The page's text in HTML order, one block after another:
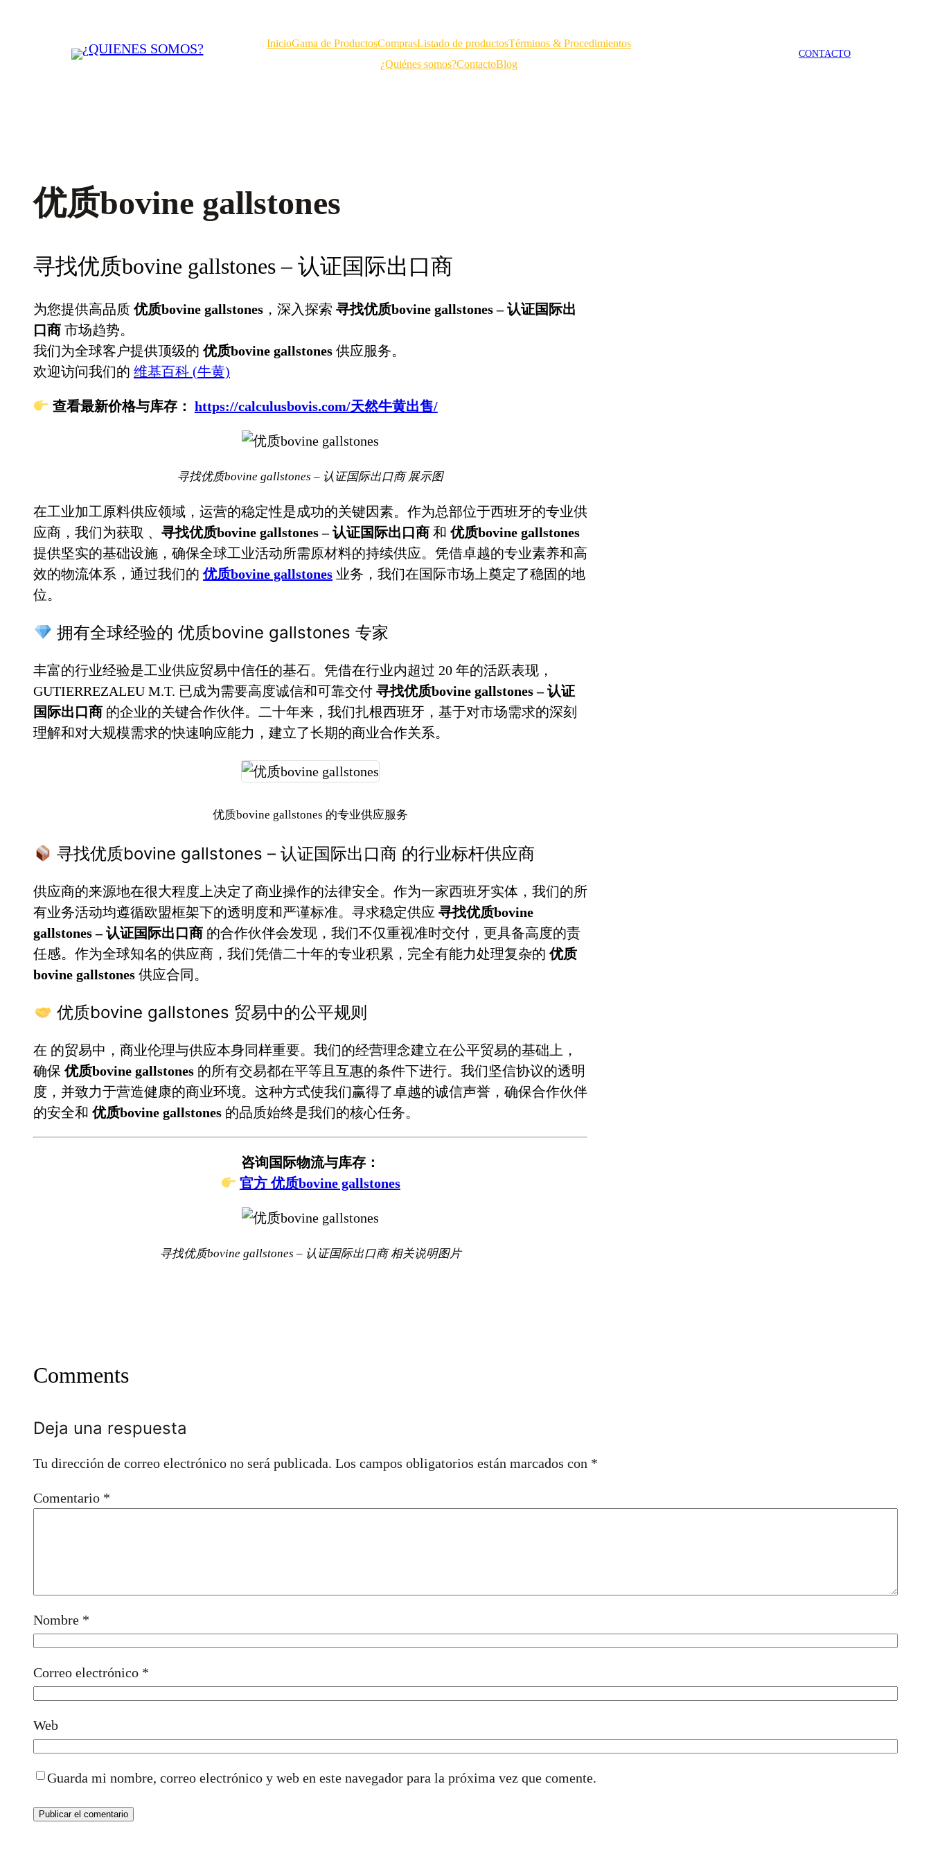
InicioGama de ProductosComprasListado de productosTérminos & Procedimientos
¿Quiénes somos?ContactoBlog
CONTACTO
优质bovine gallstones
寻找优质bovine gallstones – 认证国际出口商
为您提供高品质优质bovine gallstones ，深入探索 寻找优质bovine gallstones – 认证国际出
口商 市场趋势。
我们为全球客户提供顶级的优质bovine gallstones 供应服务。
欢迎访问我们的 维基百科 (牛黄)
查看最新价格与库存： https://calculusbovis.com/天然牛黄出售/
寻找优质bovine gallstones – 认证国际出口商 展示图
在工业加工原料供应领域，运营的稳定性是成功的关键因素。作为总部位于西班牙的专业供
应商，我们为获取 、 寻找优质bovine gallstones – 认证国际出口商 和优质bovine gallstones
提供坚实的基础设施，确保全球工业活动所需原材料的持续供应。凭借卓越的专业素养和高
效的物流体系，通过我们的优质bovine gallstones 业务，我们在国际市场上奠定了稳固的地
位。
拥有全球经验的 优质bovine gallstones 专家
丰富的行业经验是工业供应贸易中信任的基石。凭借在行业内超过 20 年的活跃表现，
GUTIERREZALEU M.T. 已成为需要高度诚信和可靠交付 寻找优质bovine gallstones – 认证
国际出口商 的企业的关键合作伙伴。二十年来，我们扎根西班牙，基于对市场需求的深刻
理解和对大规模需求的快速响应能力，建立了长期的商业合作关系。
优质bovine gallstones 的专业供应服务
寻找优质bovine gallstones – 认证国际出口商 的行业标杆供应商
供应商的来源地在很大程度上决定了商业操作的法律安全。作为一家西班牙实体，我们的所
有业务活动均遵循欧盟框架下的透明度和严谨标准。寻求稳定供应 寻找优质bovine
gallstones – 认证国际出口商 的合作伙伴会发现，我们不仅重视准时交付，更具备高度的责
任感。作为全球知名的供应商，我们凭借二十年的专业积累，完全有能力处理复杂的优质
bovine gallstones 供应合同。
优质bovine gallstones 贸易中的公平规则
在 的贸易中，商业伦理与供应本身同样重要。我们的经营理念建立在公平贸易的基础上，
确保优质bovine gallstones 的所有交易都在平等且互惠的条件下进行。我们坚信协议的透明
度，并致力于营造健康的商业环境。这种方式使我们赢得了卓越的诚信声誉，确保合作伙伴
的安全和优质bovine gallstones 的品质始终是我们的核心任务。
咨询国际物流与库存：
官方 优质bovine gallstones
寻找优质bovine gallstones – 认证国际出口商 相关说明图片
Comments
Deja una respuesta
Tu dirección de correo electrónico no será publicada. Los campos obligatorios están marcados con *
Comentario *
Nombre *
Correo electrónico *
Web
Guarda mi nombre, correo electrónico y web en este navegador para la próxima vez que comente.